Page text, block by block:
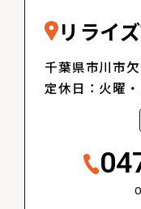
リライ
千葉県市川市
定休日：火曜